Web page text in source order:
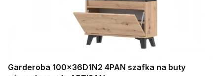
Garderoba 100x36D1N2 4PAN szafka na buty